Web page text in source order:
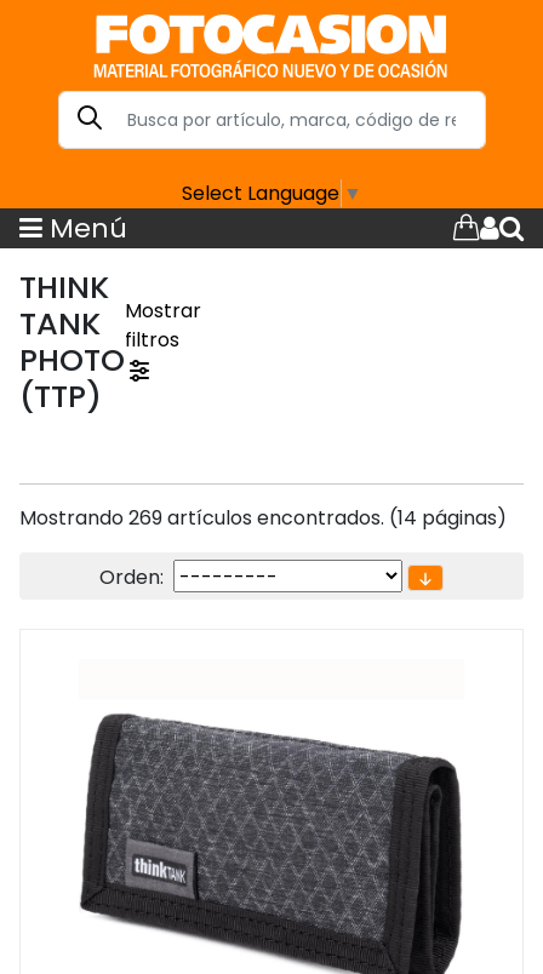
Select Language ▼
Menú
THINK
TANK
PHOTO
(TTP)
Mostrar
filtros
Mostrando 269 artículos encontrados. (14 páginas)
Orden: